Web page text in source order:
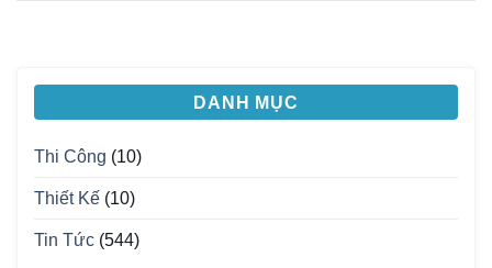
DANH MỤC
Thi Công (10)
Thiết Kế (10)
Tin Tức (544)